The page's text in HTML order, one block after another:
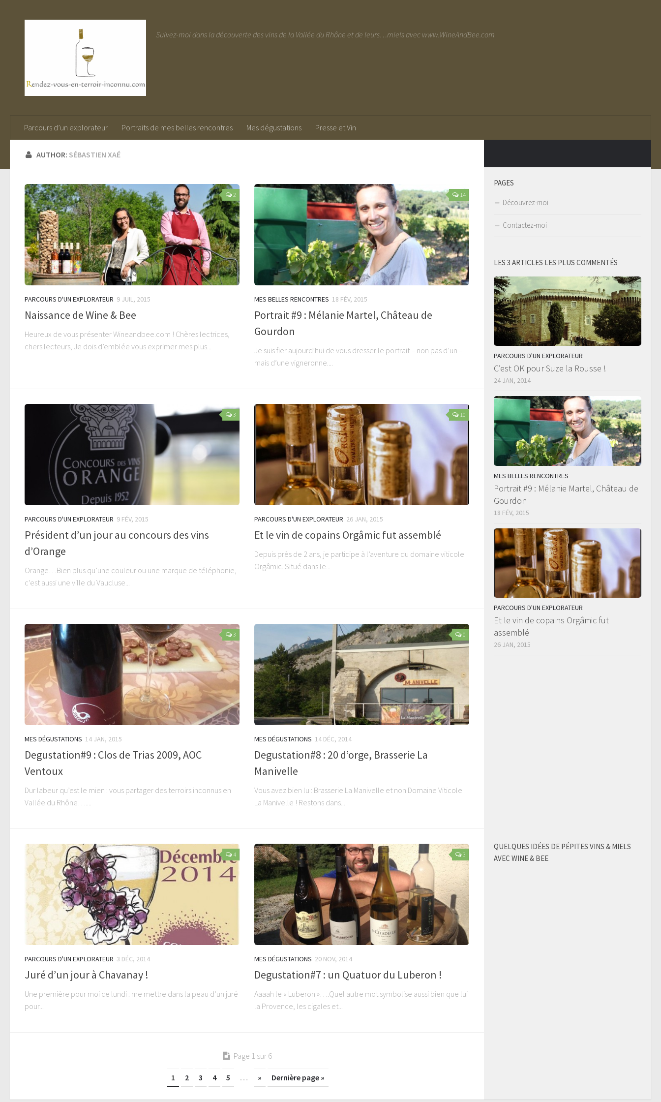
Suivez-moi dans la découverte des vins de la Vallée du Rhône et de leurs…miels avec www.WineAndBee.com
Parcours d’un explorateur Portraits de mes belles rencontres Mes dégustations Presse et Vin
AUTHOR: SÉBASTIEN XAÉ
2
PARCOURS D'UN EXPLORATEUR 9 JUIL, 2015
Naissance de Wine & Bee
Heureux de vous présenter Wineandbee.com ! Chères lectrices,
chers lecteurs, Je dois d’emblée vous exprimer mes plus...
14
MES BELLES RENCONTRES 18 FÉV, 2015
Portrait #9 : Mélanie Martel, Château de
Gourdon
Je suis fier aujourd’hui de vous dresser le portrait – non pas d’un –
mais d’une vigneronne....
3
PARCOURS D'UN EXPLORATEUR 9 FÉV, 2015
Président d’un jour au concours des vins
d’Orange
Orange…Bien plus qu’une couleur ou une marque de téléphonie,
c’est aussi une ville du Vaucluse...
10
PARCOURS D'UN EXPLORATEUR 26 JAN, 2015
Et le vin de copains Orgâmic fut assemblé
Depuis près de 2 ans, je participe à l’aventure du domaine viticole
Orgâmic. Situé dans le...
3
MES DÉGUSTATIONS 14 JAN, 2015
Degustation#9 : Clos de Trias 2009, AOC
Ventoux
Dur labeur qu’est le mien : vous partager des terroirs inconnus en
Vallée du Rhône…....
0
MES DÉGUSTATIONS 14 DÉC, 2014
Degustation#8 : 20 d’orge, Brasserie La
Manivelle
Vous avez bien lu : Brasserie La Manivelle et non Domaine Viticole
La Manivelle ! Restons dans...
4
PARCOURS D'UN EXPLORATEUR 3 DÉC, 2014
Juré d’un jour à Chavanay !
Une première pour moi ce lundi : me mettre dans la peau d’un juré
pour...
3
MES DÉGUSTATIONS 20 NOV, 2014
Degustation#7 : un Quatuor du Luberon !
Aaaah le « Luberon »….Quel autre mot symbolise aussi bien que lui
la Provence, les cigales et...
Page 1 sur 6
1 2 3 4 5 … » Dernière page »
PAGES
Découvrez-moi
Contactez-moi
LES 3 ARTICLES LES PLUS COMMENTÉS
PARCOURS D'UN EXPLORATEUR
C’est OK pour Suze la Rousse !
24 JAN, 2014
MES BELLES RENCONTRES
Portrait #9 : Mélanie Martel, Château de
Gourdon
18 FÉV, 2015
PARCOURS D'UN EXPLORATEUR
Et le vin de copains Orgâmic fut
assemblé
26 JAN, 2015
QUELQUES IDÉES DE PÉPITES VINS & MIELS
AVEC WINE & BEE